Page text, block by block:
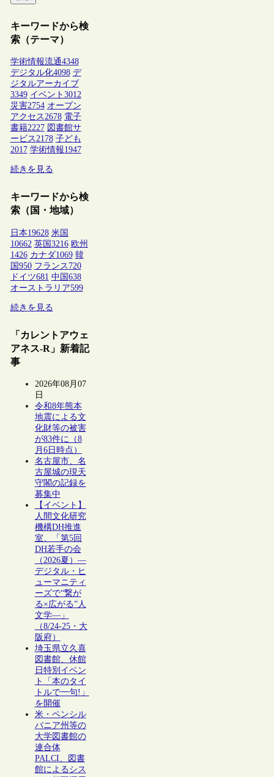
キーワードから検
索（テーマ）
学術情報流通4348
デジタル化4098 デ
ジタルアーカイブ
3349 イベント 3012
災害2754 オープン
アクセス2678 電子
書籍2227 図書館サ
ービス2178 子ども
2017 学術情報1947
続きを見る
キーワードから検
索（国・地域）
日本19628 米国
10662 英国 3216 欧州
1426 カナダ1069 韓
国 950 フランス 720
ドイツ681 中国 638
オーストラリア599
続きを見る
「カレントアウェ
アネス-R」新着記
事
2026年08月07
日
令和8年熊本
地震による文
化財等の被害
が83件に（8
月6日時点）
名古屋市、名
古屋城の現天
守閣の記録を
募集中
【イベント】
人間文化研究
機構DH推進
室、「第5回
DH若手の会
（2026夏）―
デジタル・ヒ
ューマニティ
ーズで“繋が
る×広がる”人
文学―」
（8/24-25・大
阪府）
埼玉県立久喜
図書館、休館
日特別イベン
ト「本のタイ
トルで一句!」
を開催
米・ペンシル
バニア州等の
大学図書館の
連合体
PALCI、図書
館によるシス